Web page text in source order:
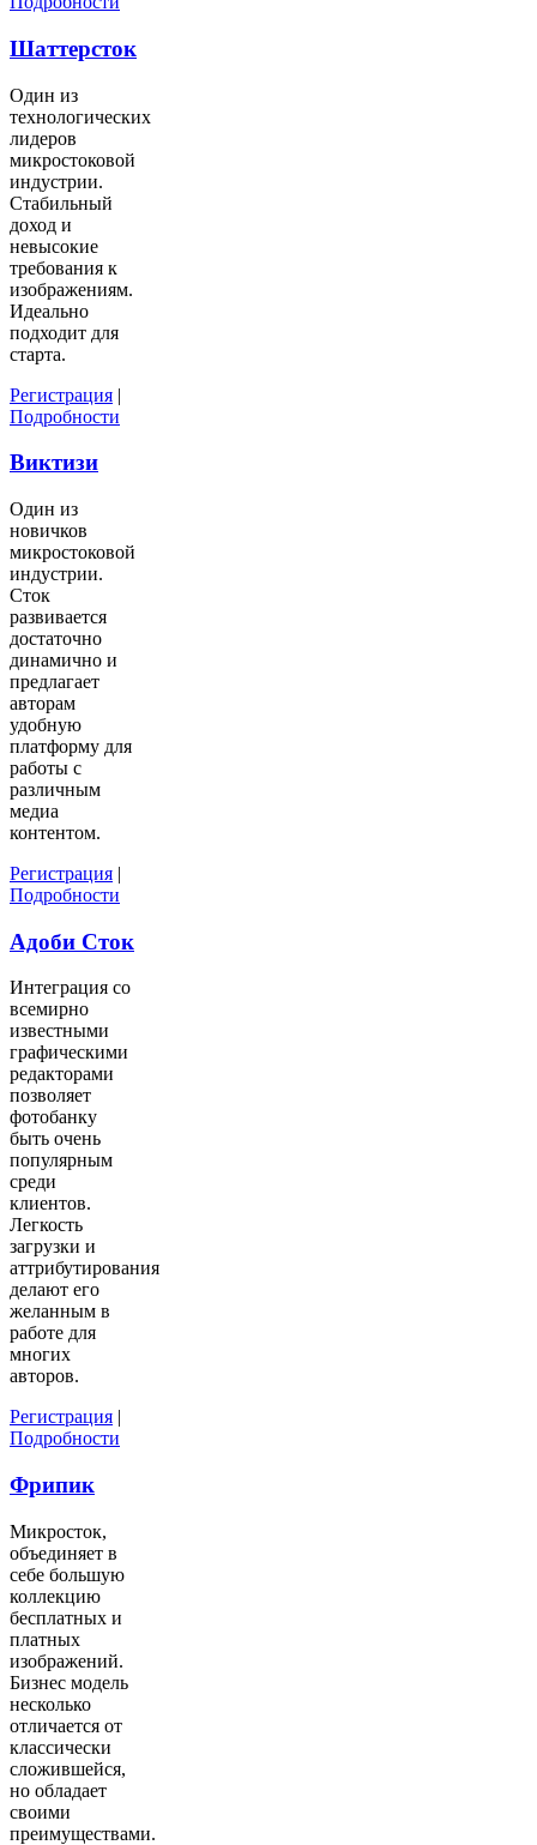
Шаттерсток
Один из
технологических
лидеров
микростоковой
индустрии.
Стабильный
доход и
невысокие
требования к
изображениям.
Идеально
подходит для
старта.
Регистрация |
Подробности
Виктизи
Один из
новичков
микростоковой
индустрии.
Сток
развивается
достаточно
динамично и
предлагает
авторам
удобную
платформу для
работы с
различным
медиа
контентом.
Регистрация |
Подробности
Адоби Сток
Интеграция со
всемирно
известными
графическими
редакторами
позволяет
фотобанку
быть очень
популярным
среди
клиентов.
Легкость
загрузки и
аттрибутирования
делают его
желанным в
работе для
многих
авторов.
Регистрация
Подробности
Фрипик
Микросток,
объединяет в
себе большую
коллекцию
бесплатных и
платных
изображений.
Бизнес модель
несколько
отличается от
классически
сложившейся,
но обладает
своими
преимуществами.